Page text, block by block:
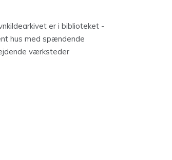
er i biblioteket -
hus med spændende
værksteder